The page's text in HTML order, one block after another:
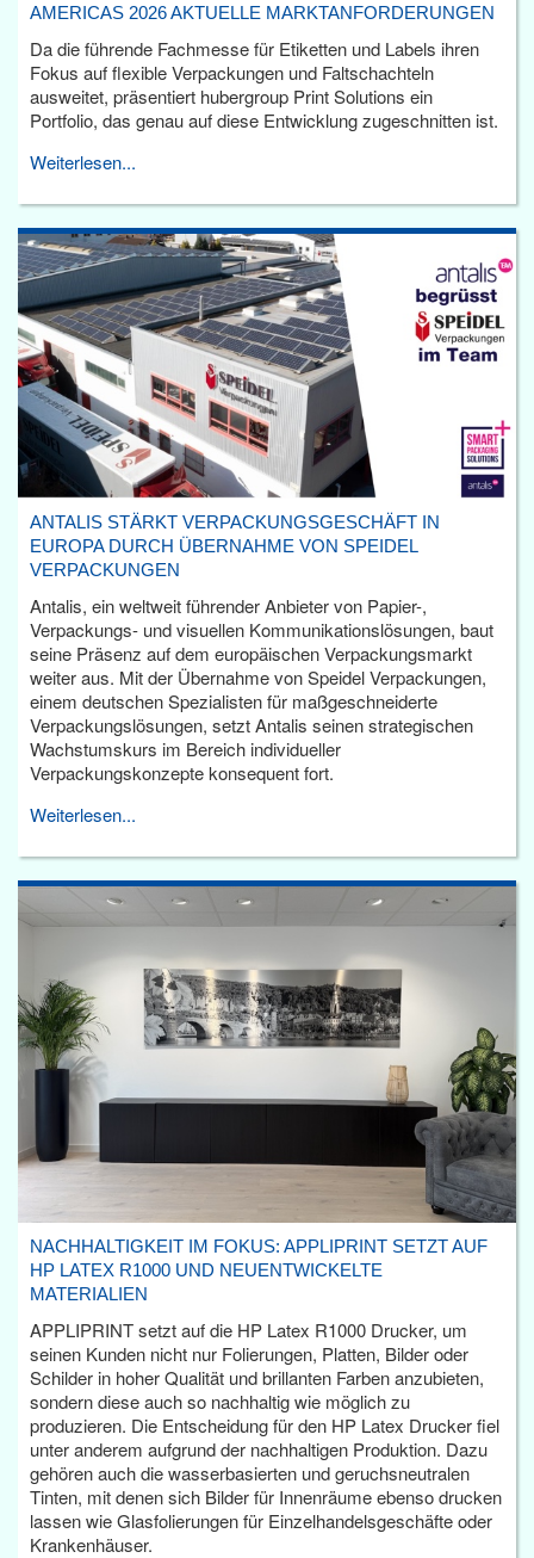
AMERICAS 2026 AKTUELLE MARKTANFORDERUNGEN
Da die führende Fachmesse für Etiketten und Labels ihren
Fokus auf flexible Verpackungen und Faltschachteln
ausweitet, präsentiert hubergroup Print Solutions ein
Portfolio, das genau auf diese Entwicklung zugeschnitten ist.
Weiterlesen...
ANTALIS STÄRKT VERPACKUNGSGESCHÄFT IN
EUROPA DURCH ÜBERNAHME VON SPEIDEL
VERPACKUNGEN
Antalis, ein weltweit führender Anbieter von Papier-,
Verpackungs- und visuellen Kommunikationslösungen, baut
seine Präsenz auf dem europäischen Verpackungsmarkt
weiter aus. Mit der Übernahme von Speidel Verpackungen,
einem deutschen Spezialisten für maßgeschneiderte
Verpackungslösungen, setzt Antalis seinen strategischen
Wachstumskurs im Bereich individueller
Verpackungskonzepte konsequent fort.
Weiterlesen...
NACHHALTIGKEIT IM FOKUS: APPLIPRINT SETZT AUF
HP LATEX R1000 UND NEUENTWICKELTE
MATERIALIEN
APPLIPRINT setzt auf die HP Latex R1000 Drucker, um
seinen Kunden nicht nur Folierungen, Platten, Bilder oder
Schilder in hoher Qualität und brillanten Farben anzubieten,
sondern diese auch so nachhaltig wie möglich zu
produzieren. Die Entscheidung für den HP Latex Drucker fiel
unter anderem aufgrund der nachhaltigen Produktion. Dazu
gehören auch die wasserbasierten und geruchsneutralen
Tinten, mit denen sich Bilder für Innenräume ebenso drucken
lassen wie Glasfolierungen für Einzelhandelsgeschäfte oder
Krankenhäuser.